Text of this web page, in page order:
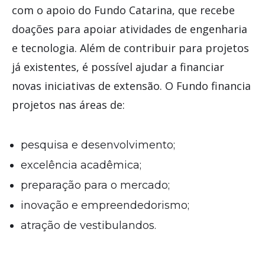
com o apoio do Fundo Catarina, que recebe
doações para apoiar atividades de engenharia
e tecnologia. Além de contribuir para projetos
já existentes, é possível ajudar a financiar
novas iniciativas de extensão. O Fundo financia
projetos nas áreas de:
pesquisa e desenvolvimento;
excelência acadêmica;
preparação para o mercado;
inovação e empreendedorismo;
atração de vestibulandos.